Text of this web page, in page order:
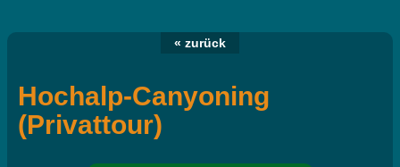
« zurück
Hochalp-Canyoning
(Privattour)